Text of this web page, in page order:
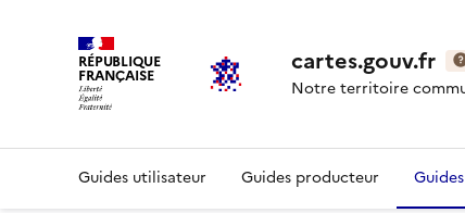
RÉPUBLIQUE
FRANÇAISE cartes.gouv.fr
Notre territoire
Guides utilisateur Guides producteur